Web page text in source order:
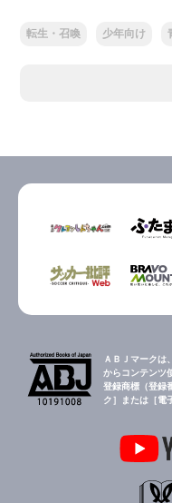
転生・召喚 少年向け
ＡＢＪマークは
からコンテンツ
登録商標（登録
ク］または［電